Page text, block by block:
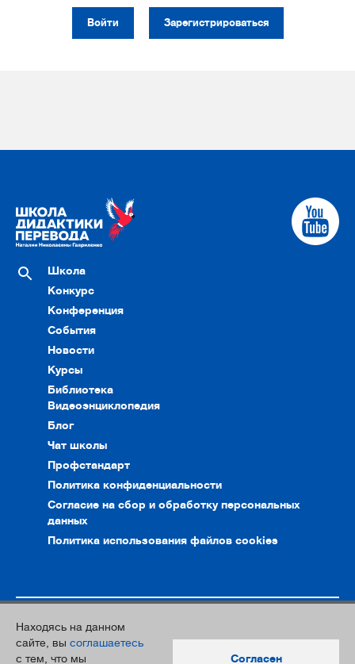
Войти Зарегистрироваться
Школа
Конкурс
Конференция
События
Новости
Курсы
Библиотека
Видеоэнциклопедия
Блог
Чат школы
Профстандарт
Политика конфиденциальности
Согласие на сбор и обработку персональных
данных
Политика использования файлов cookies
© 2010–2026. Интернет-ресурс профессионального сообщества
преподавателей и переводчиков
Дизайн и разработка:
Находясь на данном
сайте, вы соглашаетесь
с тем, что мы
Согласен